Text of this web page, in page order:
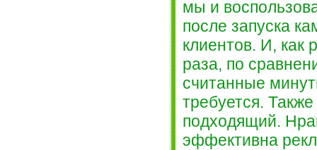
мы и
после запуска
клиентов. И, как
раза, по
считанные
требуется.
подходящий.
эффективна